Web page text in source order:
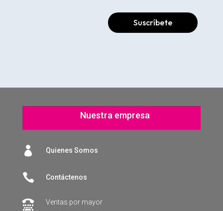
Suscríbete
Nuestra empresa
 Quienes Somos
 Contáctenos

Ventas por mayor